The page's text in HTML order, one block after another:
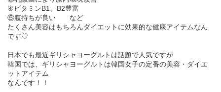
④ビタミンB1、B2豊富
⑤腹持ちが良い など
たくさん美容はもちろんダイエットに効果的な健康アイテムなん
です♡
日本でも最近ギリシャヨーグルトは話題で人気ですが
韓国では、ギリシャヨーグルトは韓国女子の定番の美容・ダイエ
ットアイテム
なんです！！